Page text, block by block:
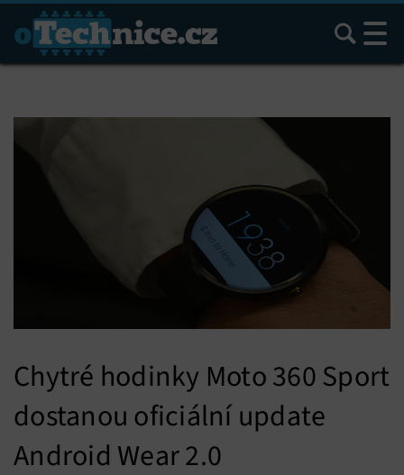
Hledat
Chytré hodinky Moto 360 Sport
dostanou oficiální update
Android Wear 2.0